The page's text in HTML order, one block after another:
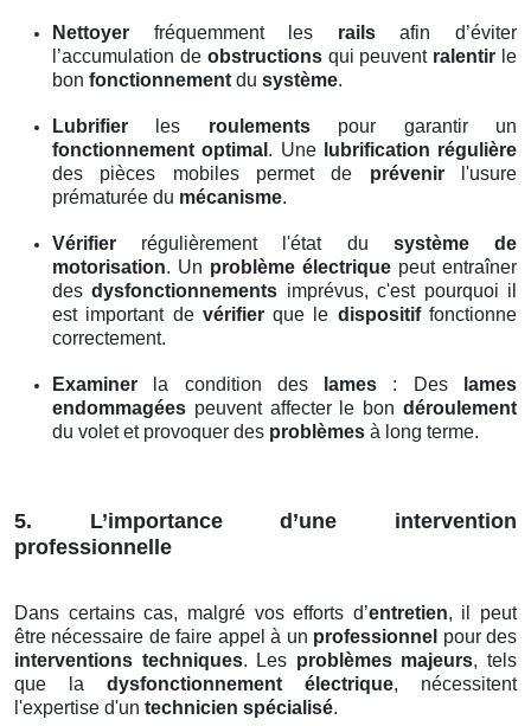
Nettoyer fréquemment les railsafin d’éviter
l’accumulation de obstructionsqui peuvent ralentir le
bon fonctionnement du système.
Lubrifier les roulementspour garantir un
fonctionnement optimal . Une
lubrification régulière
des pièces mobiles permet de prévenirl'usure
prématurée du mécanisme.
Vérifier régulièrement l'état du système de
motorisation. Un problème électrique peut entraîner
desdysfonctionnements imprévus, c'est pourquoi il
est important de vérifierque le dispositiffonctionne
correctement.
Examiner la condition des lames : Des
lames
endommagées peuvent affecter le bon déroulement
du volet et provoquer des problèmes à long terme.
5. L’importance d’une intervention
professionnelle
Dans certains cas, malgré vos efforts d’entretien, il peut
être nécessaire de faire appel à un professionnel pour des
interventions techniques. Les problèmes majeurs, tels
que la dysfonctionnement électrique, nécessitent
l'expertise d'un technicien spécialisé.